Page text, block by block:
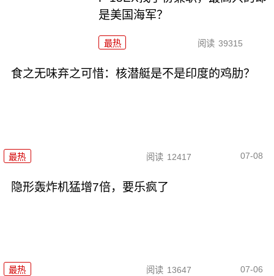
是美国海军？
最热 阅读 39315
食之无味弃之可惜：核潜艇是不是印度的鸡肋？
最热 阅读 12417 07-08
隐形轰炸机猛增7倍，要乐疯了
最热 阅读 13647 07-06